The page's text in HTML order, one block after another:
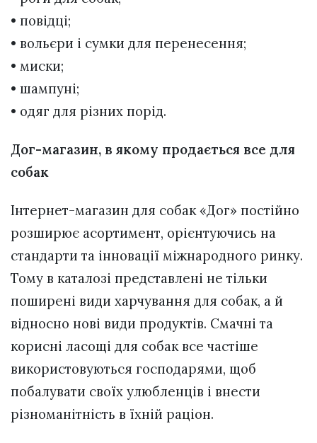
• повідці;
• вольєри і сумки для перенесення;
• миски;
• шампуні;
• одяг для різних порід.
Дог-магазин, в якому продається все для
собак
Інтернет-магазин для собак «Дог» постійно
розширює асортимент, орієнтуючись на
стандарти та інновації міжнародного ринку.
Тому в каталозі представлені не тільки
поширені види харчування для собак, а й
відносно нові види продуктів. Смачні та
корисні ласощі для собак все частіше
використовуються господарями, щоб
побалувати своїх улюбленців і внести
різноманітність в їхній раціон.